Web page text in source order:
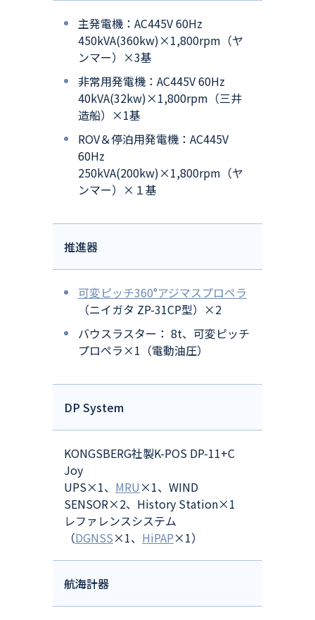
主発電機：AC445V 60Hz
450kVA(360kw)×1,800rpm（ヤ
ンマー）×3基
非常用発電機：AC445V 60Hz
40kVA(32kw)×1,800rpm（三井
造船）×1基
ROV＆停泊用発電機：AC445V
60Hz
250kVA(200kw)×1,800rpm（ヤ
ンマー）×１基
推進器
可変ピッチ360°アジマスプロペラ
（ニイガタ ZP-31CP型）×2
バウスラスター： 8t、可変ピッチ
プロペラ×1（電動油圧）
DP System
KONGSBERG社製K-POS DP-11+C
Joy
UPS×1、 MRU ×1、WIND
SENSOR×2、History Station×1
レファレンスシステム
（DGNSS×1、 HiPAP×1）
航海計器